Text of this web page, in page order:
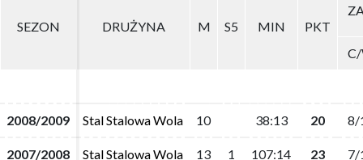
SEZON DRUŻYNA M S5 MIN PKT
2008/2009 Stal Stalowa Wola 10 38:13 20 8/
2007/2008 Stal Stalowa Wola 13 1 107:14 23 7/
SEZON DRUŻYNA M S5 MIN PKT
2008/2009 Stal Stalowa Wola 10 38:13 20 8/
2007/2008 Stal Stalowa Wola 13 1 107:14 23 7/